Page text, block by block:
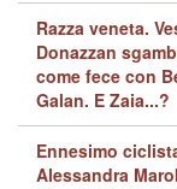
Razza veneta.
Donazzan
come fece con
Galan. E Zaia...?
Ennesimo
Alessandra